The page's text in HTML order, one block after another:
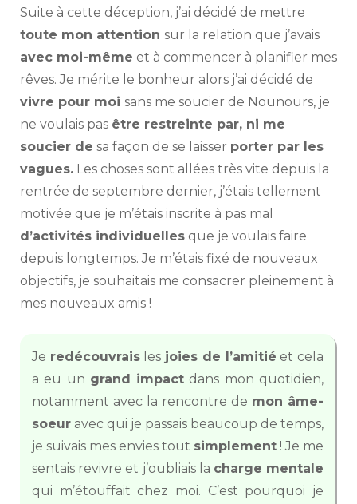
Suite à cette déception, j’ai décidé de mettre
toute mon attention sur la relation que j’avais
avec moi-même et à commencer à planifier mes
rêves. Je mérite le bonheur alors j’ai décidé de
vivre pour moi sans me soucier de Nounours, je
ne voulais pas être restreinte par, ni me
soucier de sa façon de se laisser porter par les
vagues. Les choses sont allées très vite depuis la
rentrée de septembre dernier, j’étais tellement
motivée que je m’étais inscrite à pas mal
d’activités individuelles que je voulais faire
depuis longtemps. Je m’étais fixé de nouveaux
objectifs, je souhaitais me consacrer pleinement à
mes nouveaux amis !
Je redécouvraisles joies de l’amitié et cela
a eu un grand impact dans mon quotidien,
notamment avec la rencontre de mon âme-
soeur avec qui je passais beaucoup de temps,
je suivais mes envies tout simplement ! Je me
sentais revivre et j’oubliais la charge mentale
qui m’étouffait chez moi. C’est pourquoi je